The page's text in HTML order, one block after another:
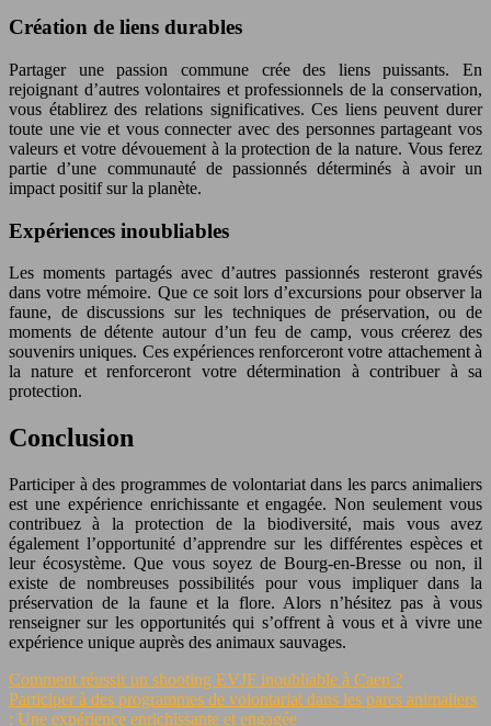
Création de liens durables
Partager une passion commune crée des liens puissants. En
rejoignant d’autres volontaires et professionnels de la conservation,
vous établirez des relations significatives. Ces liens peuvent durer
toute une vie et vous connecter avec des personnes partageant vos
valeurs et votre dévouement à la protection de la nature. Vous ferez
partie d’une communauté de passionnés déterminés à avoir un
impact positif sur la planète.
Expériences inoubliables
Les moments partagés avec d’autres passionnés resteront gravés
dans votre mémoire. Que ce soit lors d’excursions pour observer la
faune, de discussions sur les techniques de préservation, ou de
moments de détente autour d’un feu de camp, vous créerez des
souvenirs uniques. Ces expériences renforceront votre attachement à
la nature et renforceront votre détermination à contribuer à sa
protection.
Conclusion
Participer à des programmes de volontariat dans les parcs animaliers
est une expérience enrichissante et engagée. Non seulement vous
contribuez à la protection de la biodiversité, mais vous avez
également l’opportunité d’apprendre sur les différentes espèces et
leur écosystème. Que vous soyez de Bourg-en-Bresse ou non, il
existe de nombreuses possibilités pour vous impliquer dans la
préservation de la faune et la flore. Alors n’hésitez pas à vous
renseigner sur les opportunités qui s’offrent à vous et à vivre une
expérience unique auprès des animaux sauvages.
Comment réussir un shooting EVJF inoubliable à Caen ?
Participer à des programmes de volontariat dans les parcs animaliers
: Une expérience enrichissante et engagée